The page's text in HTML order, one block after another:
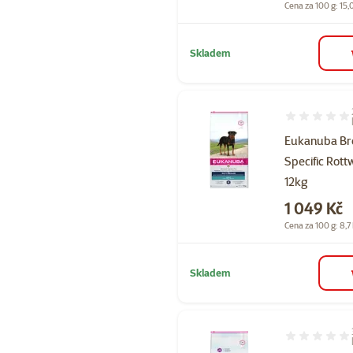
Cena za 100 g:
Skladem
Eukanuba
Specific
12kg
Hodnocení
Cena
1 049 Kč
Cena za 100 g: 8,7
Skladem
Hodnocení